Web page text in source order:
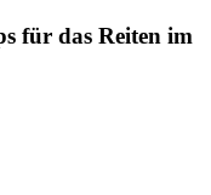
für das Reiten im